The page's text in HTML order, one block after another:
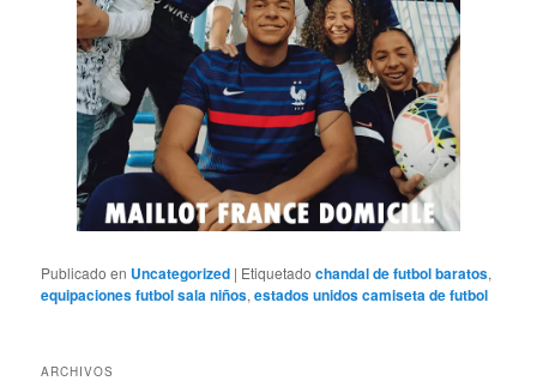
Publicado en Uncategorized | Etiquetado chandal de futbol baratos,
equipaciones futbol sala niños,estados unidos camiseta de futbol
ARCHIVOS